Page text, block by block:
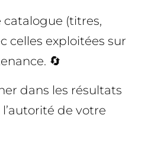
(titres,
celles exploitées sur
🔄
dans les résultats
de votre